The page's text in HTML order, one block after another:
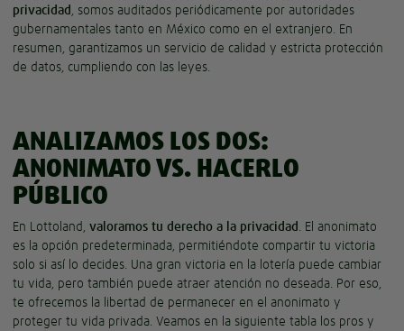
privacidad, somos auditados periódicamente por autoridades
gubernamentales tanto en México como en el extranjero. En
resumen, garantizamos un servicio de calidad y estricta protección
de datos, cumpliendo con las leyes.
ANALIZAMOS LOS DOS:
ANONIMATO VS. HACERLO
PÚBLICO
En Lottoland, valoramos tu derecho a la privacidad. El anonimato
es la opción predeterminada, permitiéndote compartir tu victoria
solo si así lo decides. Una gran victoria en la lotería puede cambiar
tu vida, pero también puede atraer atención no deseada. Por eso,
te ofrecemos la libertad de permanecer en el anonimato y
proteger tu vida privada. Veamos en la siguiente tabla los pros y